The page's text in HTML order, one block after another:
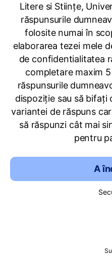
Litere si Stiinţe,
răspunsurile
folosite numai în
elaborarea tezei mele
de confidentialitatea
completare maxim
răspunsurile
dispoziţie sau să bifaţi
variantei de răspuns
să răspunzi cât mai
pentru
A